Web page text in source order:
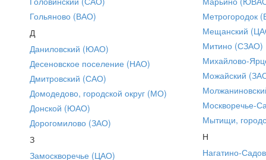
Гольяново (ВАО)
Д
Даниловский (ЮАО)
Десеновское поселение (НАО)
Дмитровский (САО)
Домодедово, городской округ (МО)
Донской (ЮАО)
Дорогомилово (ЗАО)
З
Замоскворечье (ЦАО)
Метрогородок
Мещанский
Митино (СЗАО)
Михайлово-
Можайский
Москворечье-
Мытищи,
Н
Нагатино-